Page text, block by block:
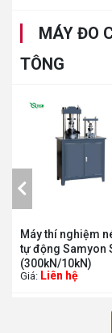
MÁY ĐO
TÔNG
Máy thí nghiệm
tự động Samyon
(300kN/10kN)
Giá: Liên hệ